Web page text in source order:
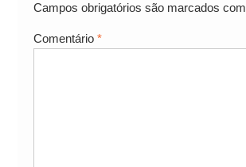
Campos obrigatórios são marcados com
Comentário *